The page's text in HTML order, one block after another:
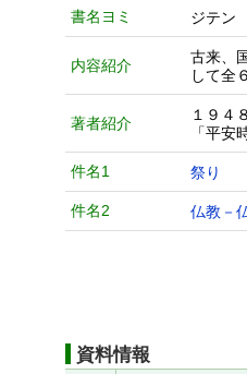
書名ヨミ ジテ
内容紹介
古来、
して全
著者紹介
１９４
「平安
件名1 祭り
件名2 仏教－
資料情報